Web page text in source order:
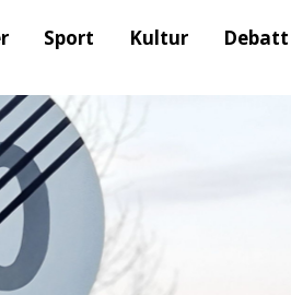
Sport Kultur Debatt